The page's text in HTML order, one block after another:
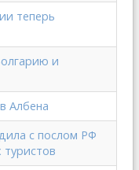
теперь
и
Албена
с послом РФ
туристов